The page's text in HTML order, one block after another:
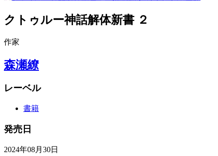
クトゥルー神話解体新書 ２
作家
森瀬繚
レーベル
書籍
発売日
2024年08月30日